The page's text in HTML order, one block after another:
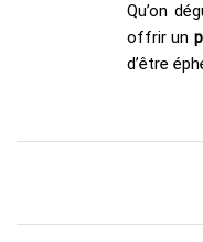
Qu’on
offrir un
d’être